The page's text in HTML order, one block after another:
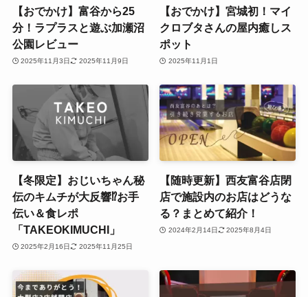
【おでかけ】富谷から25
分！ラプラスと遊ぶ加瀬沼
公園レビュー
2025年11月3日 2025年11月9日
【おでかけ】宮城初！マイ
クロブタさんの屋内癒しス
ポット
2025年11月1日
【冬限定】おじいちゃん秘
伝のキムチが大反響⁉お手
伝い＆食レポ
「TAKEOKIMUCHI」
2025年2月16日 2025年11月25日
【随時更新】西友富谷店閉
店で施設内のお店はどうな
る？まとめて紹介！
2024年2月14日 2025年8月4日